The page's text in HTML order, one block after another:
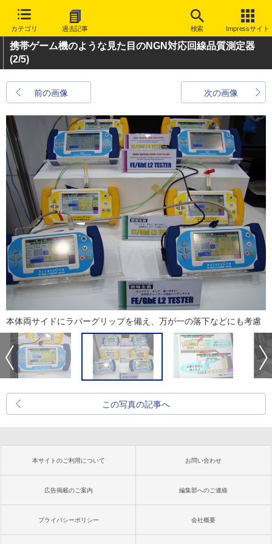
カテゴリ 過去記事 検索 Impressサイト
携帯ゲーム機のような見た目のNGN対応回線品質測定器
(2/5)
前の画像 次の画像
本体両サイドにラバーグリップを備え、万が一の落下などにも考慮
この写真の記事へ
本サイトのご利用について お問い合わせ
広告掲載のご案内 編集部へのご連絡
プライバシーポリシー 会社概要